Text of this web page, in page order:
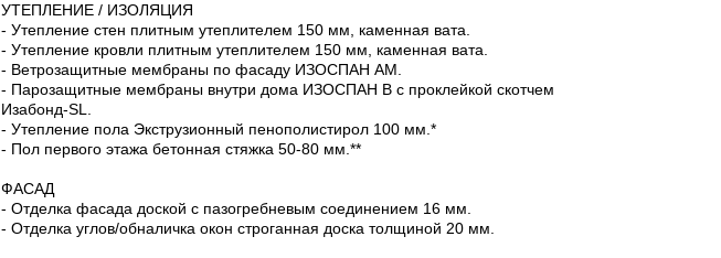
УТЕПЛЕНИЕ / ИЗОЛЯЦИЯ
- Утепление стен плитным утеплителем 150 мм, каменная вата.
- Утепление кровли плитным утеплителем 150 мм, каменная вата.
- Ветрозащитные мембраны по фасаду ИЗОСПАН АМ.
- Парозащитные мембраны внутри дома ИЗОСПАН В с проклейкой скотчем
Изабонд-SL.
- Утепление пола Экструзионный пенополистирол 100 мм.*
- Пол первого этажа бетонная стяжка 50-80 мм.**
ФАСАД
- Отделка фасада доской с пазогребневым соединением 16 мм.
- Отделка углов/обналичка окон строганная доска толщиной 20 мм.